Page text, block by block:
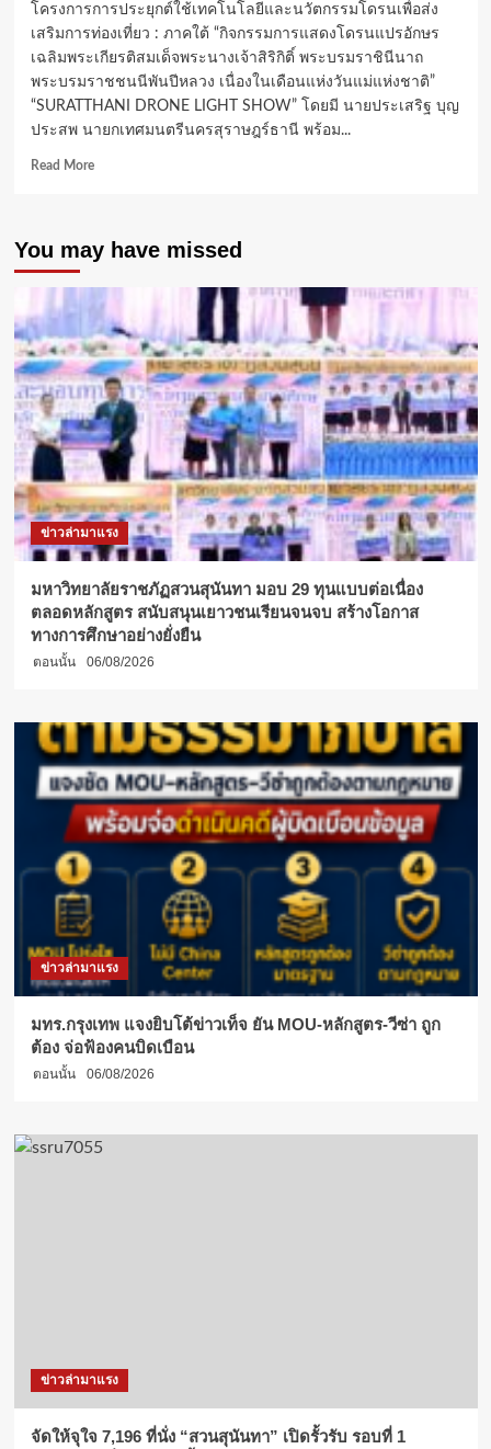
โครงการการประยุกต์ใช้เทคโนโลยีและนวัตกรรมโดรนเพื่อส่ง
เสริมการท่องเที่ยว : ภาคใต้ “กิจกรรมการแสดงโดรนแปรอักษร
เฉลิมพระเกียรติสมเด็จพระนางเจ้าสิริกิติ์ พระบรมราชินีนาถ
พระบรมราชชนนีพันปีหลวง เนื่องในเดือนแห่งวันแม่แห่งชาติ”
“SURATTHANI DRONE LIGHT SHOW” โดยมี นายประเสริฐ บุญ
ประสพ นายกเทศมนตรีนครสุราษฎร์ธานี พร้อม...
Read MoreRead
ร่วม
กับ
วช.,
สมาคม
เครื่อง
บิน
จำ
ลองฯ
โชว์
โด
รน
แปร
อักษร
ติด
พลุ
กระตุ้น
เศรษฐกิจ
หนุน
ท่อง
เที่ยว
You may have missed
ข่าวล่ามาแรง
มหาวิทยาลัยราชภัฏสวนสุนันทา มอบ 29 ทุนแบบต่อเนื่อง
ตลอดหลักสูตร สนับสนุนเยาวชนเรียนจนจบ สร้างโอกาส
ทางการศึกษาอย่างยั่งยืน
ตอนนั้น 06/08/2026
ข่าวล่ามาแรง
มทร.กรุงเทพ แจงยิบโต้ข่าวเท็จ ยัน MOU-หลักสูตร-วีซ่า ถูก
ต้อง จ่อฟ้องคนบิดเบือน
ตอนนั้น 06/08/2026
ข่าวล่ามาแรง
จัดให้จุใจ 7,196 ที่นั่ง “สวนสุนันทา” เปิดรั้วรับ รอบที่ 1